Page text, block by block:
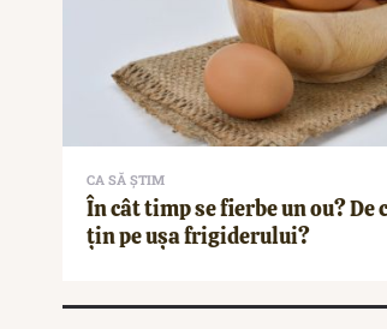
CA SĂ ȘTIM
În cât timp se fierbe un ou? De
țin pe ușa frigiderului?